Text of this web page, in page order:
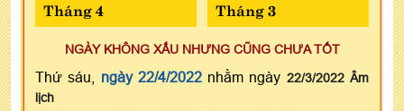
Tháng 4 Tháng 3
NGÀY KHÔNG XẤU NHƯNG CŨNG CHƯA TỐT
Thứ sáu, ngày 22/4/2022nhằm ngày 22/3/2022 Âm
lịch